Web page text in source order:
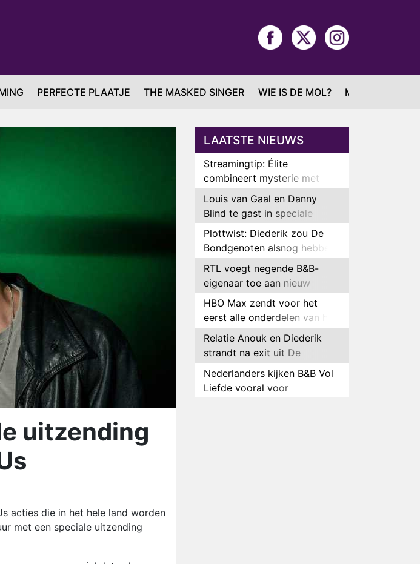
PERFECTE PLAATJE THE MASKED SINGER WIE IS DE MOL? MAFS
uitzending
acties die in het hele land worden
met een speciale uitzending
LAATSTE NIEUWS
Streamingtip: Élite
combineert mysterie met
romantie
Louis van Gaal en Danny
Blind te gast in speciale
aflevering van Tussen de
Palen
Plottwist: Diederik zou De
Bondgenoten alsnog hebben
verlaten
RTL voegt negende B&B-
eigenaar toe aan nieuw
seizoen B&B Vol Liefde
HBO Max zendt voor het
eerst alle onderdelen van het
EK Atletiek uit
Relatie Anouk en Diederik
strandt na exit uit De
Bondgenoten
Nederlanders kijken B&B Vol
Liefde vooral voor